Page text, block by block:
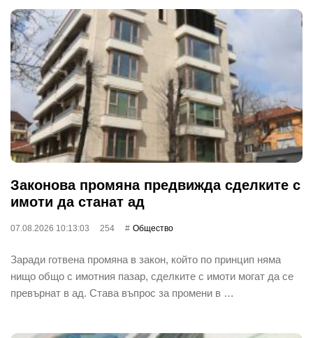
Законова промяна предвижда сделките с
имоти да станат ад
07.08.2026 10:13:03 254 Общество
Заради готвена промяна в закон, който по принцип няма
нищо общо с имотния пазар, сделките с имоти могат да се
превърнат в ад. Става въпрос за промени в …